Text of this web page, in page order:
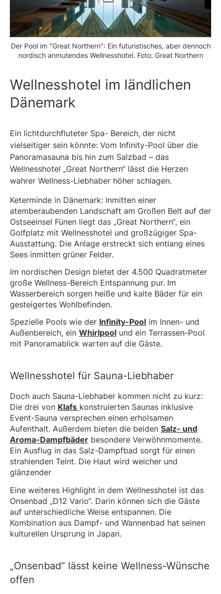
Der Pool im "Great Northern": Ein futuristisches, aber dennoch
nordisch anmutendes Wellnesshotel. Foto: Great Northern
Wellnesshotel im ländlichen
Dänemark
Ein lichtdurchfluteter Spa- Bereich, der nicht
vielseitiger sein könnte: Vom Infinity-Pool über die
Panoramasauna bis hin zum Salzbad – das
Wellnesshotel „Great Northern“ lässt die Herzen
wahrer Wellness-Liebhaber höher schlagen.
Keterminde in Dänemark: Inmitten einer
atemberaubenden Landschaft am Großen Belt auf der
Ostseeinsel Fünen liegt das „Great Northern“, ein
Golfplatz mit Wellnesshotel und großzügiger Spa-
Ausstattung. Die Anlage erstreckt sich entlang eines
Sees inmitten grüner Felder.
Im nordischen Design bietet der 4.500 Quadratmeter
große Wellness-Bereich Entspannung pur. Im
Wasserbereich sorgen heiße und kalte Bäder für ein
gesteigertes Wohlbefinden.
Spezielle Pools wie der Infinity-Pool im Innen- und
Außenbereich, ein Whirlpool und ein Terrassen-Pool
mit Panoramablick warten auf die Gäste.
Wellnesshotel für Sauna-Liebhaber
Doch auch Sauna-Liebhaber kommen nicht zu kurz:
Die drei von Klafs konstruierten Saunas inklusive
Event-Sauna versprechen einen erholsamen
Aufenthalt. Außerdem bieten die beiden Salz- und
Aroma-Dampfbäder besondere Verwöhnmomente.
Ein Ausflug in das Salz-Dampfbad sorgt für einen
strahlenden Teint. Die Haut wird weicher und
glänzender
Eine weiteres Highlight in dem Wellnesshotel ist das
Onsenbad „D12 Vario“. Darin können sich die Gäste
auf unterschiedliche Weise entspannen. Die
Kombination aus Dampf- und Wannenbad hat seinen
kulturellen Ursprung in Japan.
„Onsenbad“ lässt keine Wellness-Wünsche
offen